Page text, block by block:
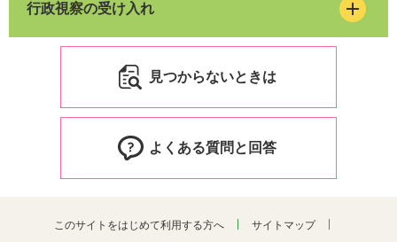
行政視察の受け入れ
見つからないときは
よくある質問と回答
このサイトをはじめて利用する方へ サイトマップ